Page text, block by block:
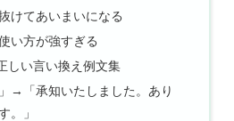
けてあいまいになる
い方が強すぎる
しい言い換え例文集
→「承知いたしました。あり
。」